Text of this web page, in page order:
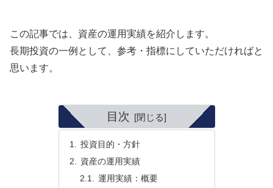
この記事では、資産の運用実績を紹介します。
長期投資の一例として、参考・指標にしていただければと
思います。
目次
投資目的・方針
資産の運用実績
運用実績：概要